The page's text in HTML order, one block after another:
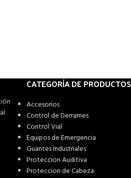
CATEGORÍA DE PRODUCTOS
Accesorios
Control de Derrames
Control Vial
Equipos de Emergencia
Guantes Industriales
Proteccion Auditiva
Proteccion de Cabeza